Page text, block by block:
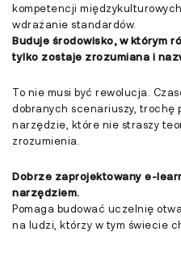
kompetencji
wdrażanie standardów.
Buduje środowisko, w którym
tylko zostaje zrozumiana i
To nie musi być rewolucja.
dobranych scenariuszy, trochę
narzędzie, które nie straszy
zrozumienia.
Dobrze zaprojektowany e-
narzędziem.
Pomaga budować uczelnię
na ludzi, którzy w tym świecie